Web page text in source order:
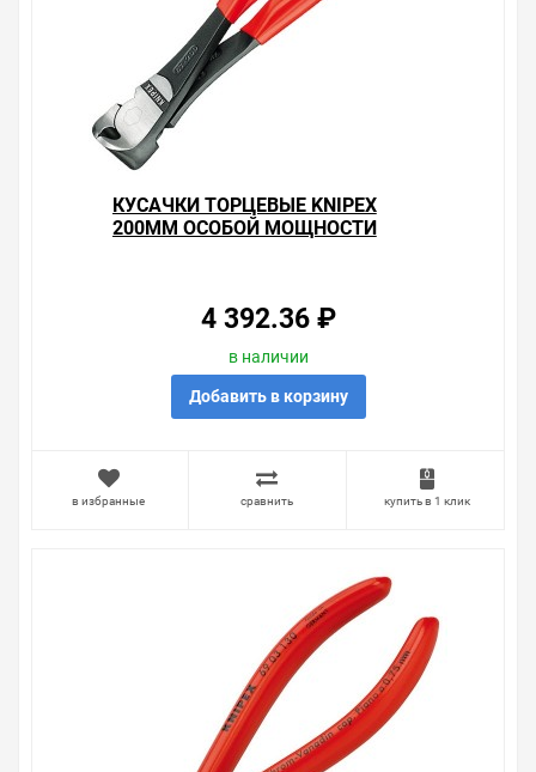
КУСАЧКИ ТОРЦЕВЫЕ KNIPEX
200ММ ОСОБОЙ МОЩНОСТИ
4 392.36 ₽
в наличии
Добавить в корзину
в избранные сравнить купить в 1 клик